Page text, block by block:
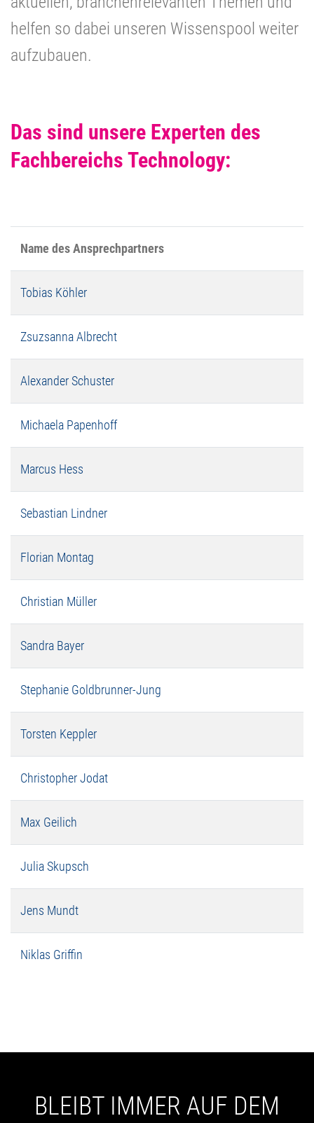
helfen so dabei unseren Wissenspool weiter
aufzubauen.
Das sind unsere Experten des
Fachbereichs Technology:
Name des Ansprechpartners
Tobias Köhler
Zsuzsanna Albrecht
Alexander Schuster
Michaela Papenhoff
Marcus Hess
Sebastian Lindner
Florian Montag
Christian Müller
Sandra Bayer
Stephanie Goldbrunner-Jung
Torsten Keppler
Christopher Jodat
Max Geilich
Julia Skupsch
Jens Mundt
Niklas Griffin
BLEIBT IMMER AUF DEM